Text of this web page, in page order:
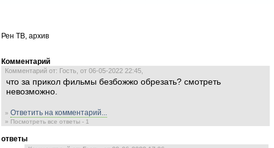
Рен ТВ, архив
Комментарий
Комментарий от: Гость, от 06-05-2022 22:45,
что за прикол фильмы безбожжо обрезать? смотреть
невозможно.
» Ответить на комментарий...
» Посмотреть все ответы - 1
ответы